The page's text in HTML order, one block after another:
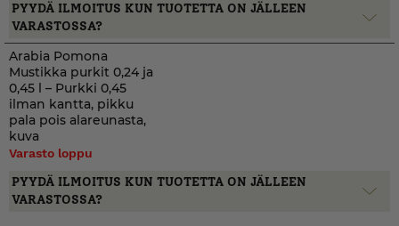
PYYDÄ ILMOITUS KUN TUOTETTA ON JÄLLEEN
VARASTOSSA?
Arabia Pomona
Mustikka purkit 0,24 ja
0,45 l – Purkki 0,45
ilman kantta, pikku
pala pois alareunasta,
kuva
Varasto loppu
PYYDÄ ILMOITUS KUN TUOTETTA ON JÄLLEEN
VARASTOSSA?